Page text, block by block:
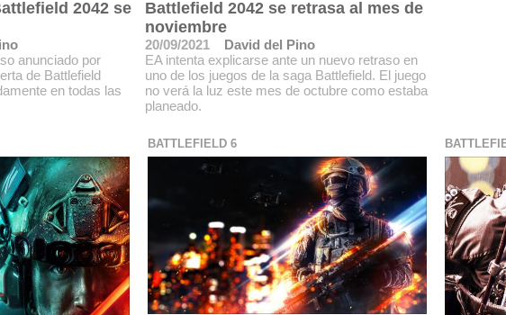
2042 se
anunciado por
de Battlefield
en todas las
Battlefield 2042 se retrasa al mes de
noviembre
20/09/2021
David del Pino
EA intenta explicarse ante un nuevo retraso en
uno de los juegos de la saga Battlefield. El juego
no verá la luz este mes de octubre como estaba
planeado.
BATTLEFIELD 6